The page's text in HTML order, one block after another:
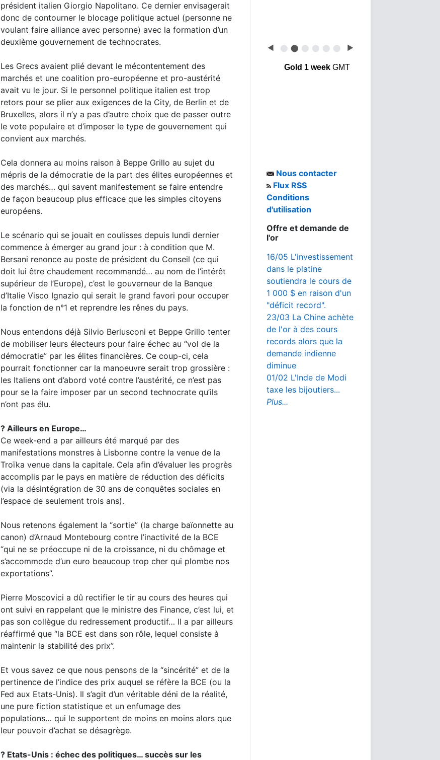
président italien Giorgio Napolitano. Ce dernier envisagerait
donc de contourner le blocage politique actuel (personne ne
voulant faire alliance avec personne) avec la formation d’un
deuxième gouvernement de technocrates.
Les Grecs avaient plié devant le mécontentement des
marchés et une coalition pro-européenne et pro-austérité
avait vu le jour. Si le personnel politique italien est trop
retors pour se plier aux exigences de la City, de Berlin et de
Bruxelles, alors il n’y a pas d’autre choix que de passer outre
le vote populaire et d’imposer le type de gouvernement qui
convient aux marchés.
Cela donnera au moins raison à Beppe Grillo au sujet du
mépris de la démocratie de la part des élites européennes et
des marchés… qui savent manifestement se faire entendre
de façon beaucoup plus efficace que les simples citoyens
européens.
Le scénario qui se jouait en coulisses depuis lundi dernier
commence à émerger au grand jour : à condition que M.
Bersani renonce au poste de président du Conseil (ce qui
doit lui être chaudement recommandé… au nom de l’intérêt
supérieur de l’Europe), c’est le gouverneur de la Banque
d’Italie Visco Ignazio qui serait le grand favori pour occuper
la fonction de n°1 et reprendre les rênes du pays.
Nous entendons déjà Silvio Berlusconi et Beppe Grillo tenter
de mobiliser leurs électeurs pour faire échec au “vol de la
démocratie” par les élites financières. Ce coup-ci, cela
pourrait fonctionner car la manoeuvre serait trop grossière :
les Italiens ont d’abord voté contre l’austérité, ce n’est pas
pour se la faire imposer par un second technocrate qu’ils
n’ont pas élu.
? Ailleurs en Europe…
Ce week-end a par ailleurs été marqué par des
manifestations monstres à Lisbonne contre la venue de la
Troïka venue dans la capitale. Cela afin d’évaluer les progrès
accomplis par le pays en matière de réduction des déficits
(via la désintégration de 30 ans de conquêtes sociales en
l’espace de seulement trois ans).
Nous retenons également la “sortie” (la charge baïonnette au
canon) d’Arnaud Montebourg contre l’inactivité de la BCE
“qui ne se préoccupe ni de la croissance, ni du chômage et
s’accommode d’un euro beaucoup trop cher qui plombe nos
exportations”.
Pierre Moscovici a dû rectifier le tir au cours des heures qui
ont suivi en rappelant que le ministre des Finance, c’est lui, et
pas son collègue du redressement productif… Il a par ailleurs
réaffirmé que “la BCE est dans son rôle, lequel consiste à
maintenir la stabilité des prix”.
Et vous savez ce que nous pensons de la “sincérité” et de la
pertinence de l’indice des prix auquel se réfère la BCE (ou la
Fed aux Etats-Unis). Il s’agit d’un véritable déni de la réalité,
une pure fiction statistique et un enfumage des
populations… qui le supportent de moins en moins alors que
leur pouvoir d’achat se désagrège.
? Etats-Unis : échec des politiques… succès sur les
◀ ⬤ ⬤ ⬤ ⬤ ⬤ ⬤ ▶
Gold 1 weekGMT
Nous contacter
Flux RSS
Conditions
d'utilisation
Offre et demande de
l'or
16/05 L'investissement
dans le platine
soutiendra le cours de
1 000 $ en raison d'un
"déficit record".
23/03 La Chine achète
de l'or à des cours
records alors que la
demande indienne
diminue
01/02 L'Inde de Modi
taxe les bijoutiers...
Plus...